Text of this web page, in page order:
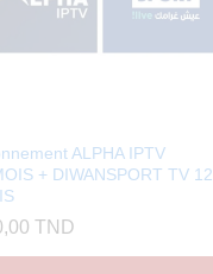
ALPHA IPTV
+ DIWANSPORT TV 12
TND